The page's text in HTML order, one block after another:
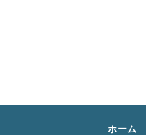
ホーム